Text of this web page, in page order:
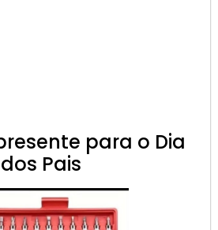
para o Dia
dos Pais